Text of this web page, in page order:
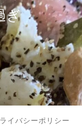
ぎ
イバシーポリシー